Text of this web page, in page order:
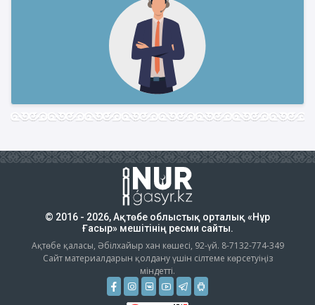
© 2016 - 2026, Ақтөбе облыстық орталық «Нұр
Ғасыр» мешітінің ресми сайты.
Ақтөбе қаласы, Әбілхайыр хан көшесі, 92-үй. 8-7132-774-349
Сайт материалдарын қолдану үшін сілтеме көрсетуіңіз
міндетті.